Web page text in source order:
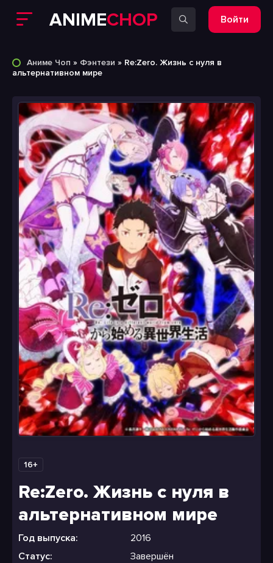
ANIMECHOP Войти
Аниме Чоп » Фэнтези » Re:Zero. Жизнь с нуля в
альтернативном мире
16+
Re:Zero. Жизнь с нуля в
альтернативном мире
Год выпуска:
2016
Статус:
Завершён